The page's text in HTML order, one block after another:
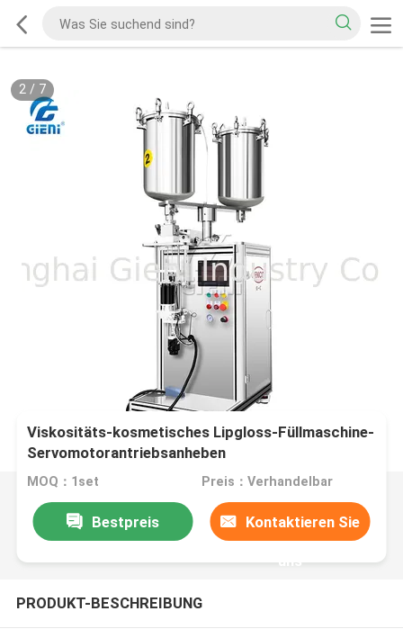
2/ 7
Viskositäts-kosmetisches Lipgloss-Füllmaschine-
Servomotorantriebsanheben
MOQ：1set Preis：Verhandelbar
Bestpreis Kontaktieren Sie
uns
PRODUKT-BESCHREIBUNG